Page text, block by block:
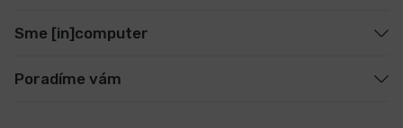
Sme [in]computer
Poradíme vám